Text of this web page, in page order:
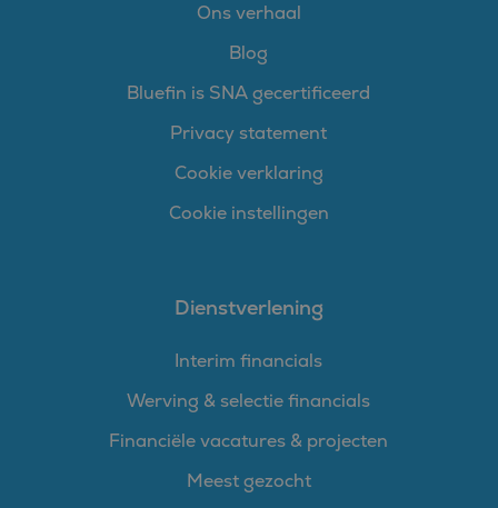
Ons verhaal
Blog
Bluefin is SNA gecertificeerd
Privacy statement
Cookie verklaring
Cookie instellingen
Dienstverlening
Interim financials
Werving & selectie financials
Financiële vacatures & projecten
Meest gezocht